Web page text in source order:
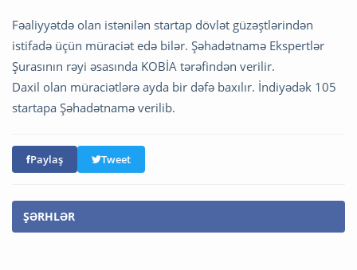
Fəaliyyətdə olan istənilən startap dövlət güzəştlərindən
istifadə üçün müraciət edə bilər. Şəhadətnamə Ekspertlər
Şurasının rəyi əsasında KOBİA tərəfindən verilir.
Daxil olan müraciətlərə ayda bir dəfə baxılır. İndiyədək 105
startapa Şəhadətnamə verilib.
Paylaş Tweet
ŞƏRHLƏR